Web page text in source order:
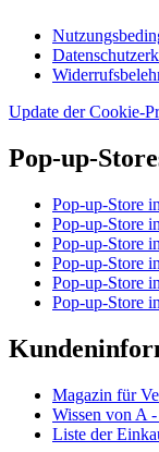
Update der Cookie-
Pop-up-
Pop-up-Store
Pop-up-Store
Pop-up-Store
Pop-up-Store
Pop-up-Store
Pop-up-Store
Magazin für
Wissen von A
Liste der